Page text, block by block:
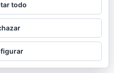
Gómez Sánchez, ‘Tani’. El
a once hermanos #6.656
Sánchez, ‘Tani’. El frutero
hermanos #6.656
todo